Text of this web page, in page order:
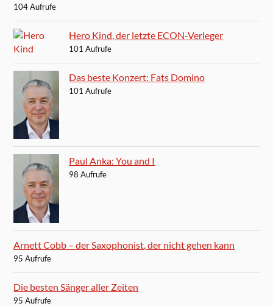
104 Aufrufe
Hero Kind, der letzte ECON-Verleger
101 Aufrufe
Das beste Konzert: Fats Domino
101 Aufrufe
Paul Anka: You and I
98 Aufrufe
Arnett Cobb – der Saxophonist, der nicht gehen kann
95 Aufrufe
Die besten Sänger aller Zeiten
95 Aufrufe